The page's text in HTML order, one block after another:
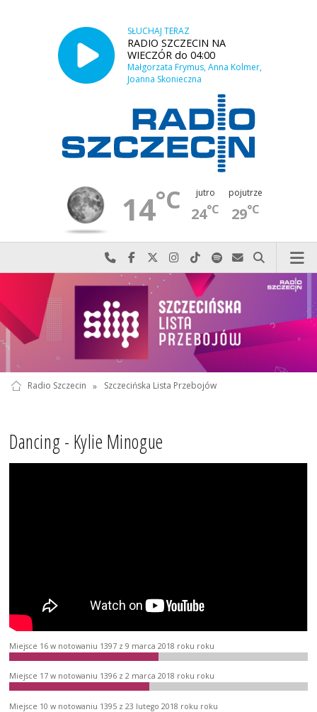
SŁUCHAJ TERAZ
RADIO SZCZECIN NA
WIECZÓR do 04:00
Małgorzata Frymus, Anna Kolmer,
Joanna Skonieczna
14°C jutro
24°C
pojutrze
29°C
Najlepiej po prostu do nas zadzwoń
Odwiedź nas na Facebook-u
Odwiedź nas na X
Odwiedź nas na Instagram-ie
Odwiedź nas na TikTok-u
Szukaj nas na Spotify
Wyślij do nas
Szukaj
Radio Szczecin » Szczecińska Lista Przebojów
Dancing - Kylie Minogue
Miejsce 16 w notowaniu 1397 z 9 marca 2018 roku roku
Miejsce 17 w notowaniu 1396 z 2 marca 2018 roku roku
Miejsce 10 w notowaniu 1395 z 23 lutego 2018 roku roku